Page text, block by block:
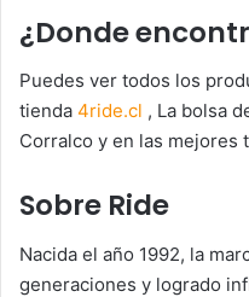
¿Donde
Puedes ver todos los
tienda 4ride.cl , La bolsa
Corralco y en las mejores
Sobre Ride
Nacida el año 1992, la
generaciones y logrado